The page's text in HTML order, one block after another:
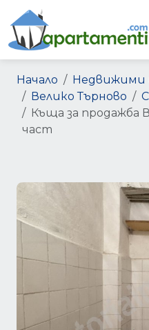
Начало
Недвижими
Велико Търново
Къща за продажба
част